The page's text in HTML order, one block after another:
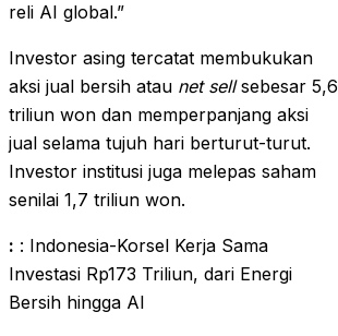
reli AI global.”
Investor asing tercatat membukukan
aksi jual bersih atau net sellsebesar 5,6
triliun won dan memperpanjang aksi
jual selama tujuh hari berturut-turut.
Investor institusi juga melepas saham
senilai 1,7 triliun won.
: : Indonesia-Korsel Kerja Sama
Investasi Rp173 Triliun, dari Energi
Bersih hingga AI